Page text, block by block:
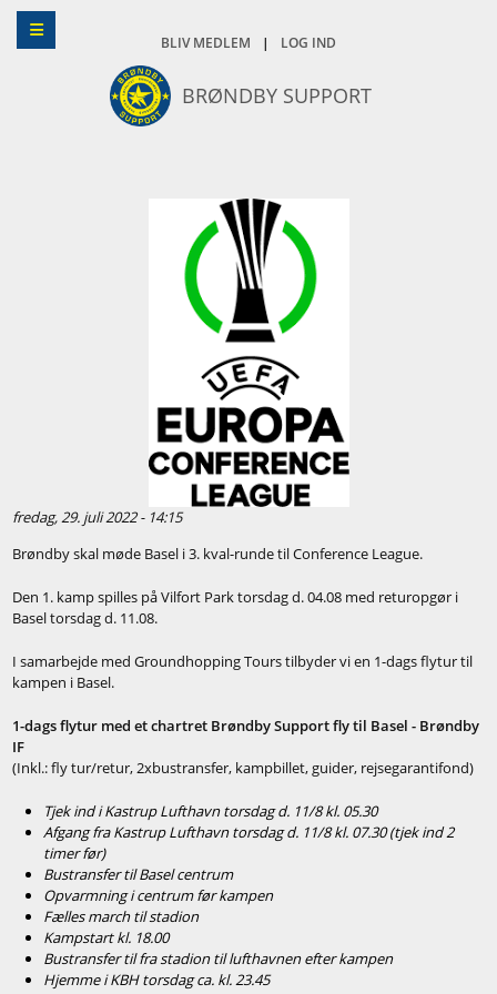
BLIV MEDLEM | LOG IND
BRØNDBY SUPPORT
fredag, 29. juli 2022 - 14:15
Brøndby skal møde Basel i 3. kval-runde til Conference League.
Den 1. kamp spilles på Vilfort Park torsdag d. 04.08 med returopgør i
Basel torsdag d. 11.08.
I samarbejde med Groundhopping Tours tilbyder vi en 1-dags flytur til
kampen i Basel.
1-dags flytur med et chartret Brøndby Support fly til Basel - Brøndby
IF
(Inkl.: fly tur/retur, 2xbustransfer, kampbillet, guider, rejsegarantifond)
Tjek ind i Kastrup Lufthavn torsdag d. 11/8 kl. 05.30
Afgang fra Kastrup Lufthavn torsdag d. 11/8 kl. 07.30 (tjek ind 2
timer før)
Bustransfer til Basel centrum
Opvarmning i centrum før kampen
Fælles march til stadion
Kampstart kl. 18.00
Bustransfer til fra stadion til lufthavnen efter kampen
Hjemme i KBH torsdag ca. kl. 23.45